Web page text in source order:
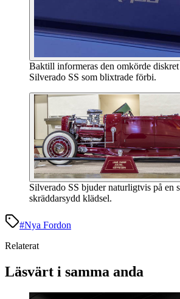
Baktill informeras den omkörde diskret
Silverado SS som blixtrade förbi.
Silverado SS bjuder naturligtvis på en
skräddarsydd klädsel.
#Nya Fordon
Relaterat
Läsvärt i samma anda